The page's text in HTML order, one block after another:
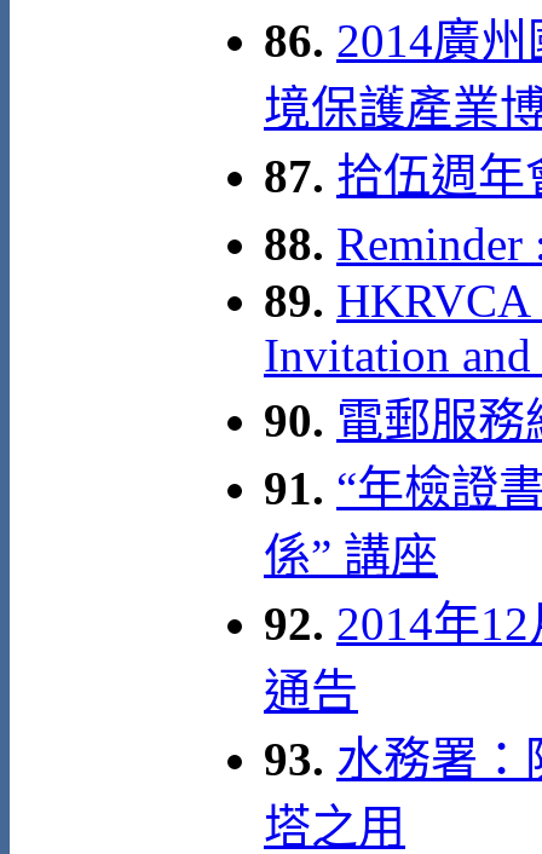
86. 2014廣
境保護產業
87. 拾伍週年
88.
89. HKRVCA
Invitation and
90. 電郵服務
91. “年檢證
係” 講座
92. 2014年
通告
93. 水務署：
塔之用